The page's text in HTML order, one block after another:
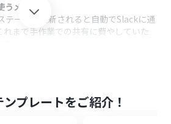
メリット
テージが更新されると自動でSlackに通
れまで手作業での共有に費やしていた
プレートをご紹介！